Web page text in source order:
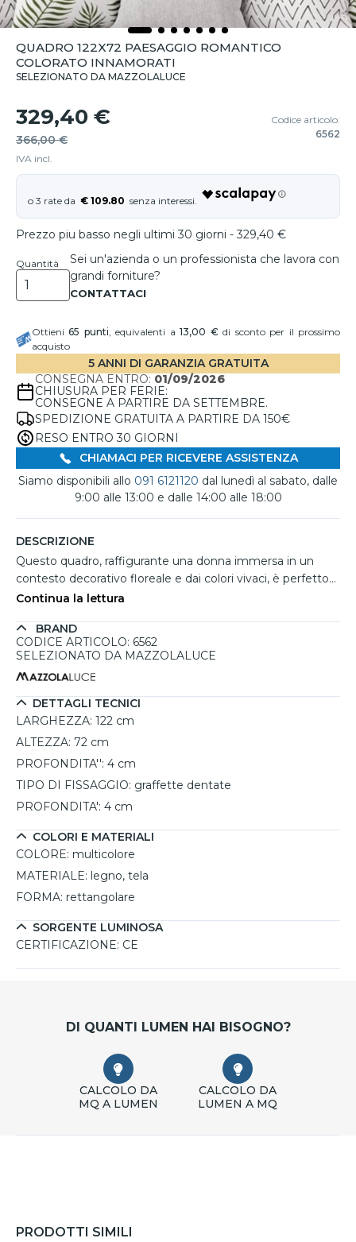
QUADRO 122X72 PAESAGGIO ROMANTICO
COLORATO INNAMORATI
SELEZIONATO DA MAZZOLALUCE
329,40 €
366,00 €
IVA incl.
Codice articolo:
6562
€ 109.80
Prezzo piu basso negli ultimi 30 giorni - 329,40 €
Quantità
Sei un'azienda o un professionista che lavora con
grandi forniture?
Ottieni65 punti, equivalenti a13,00 €di sconto per il prossimo
acquisto
5 ANNI DI GARANZIA GRATUITA
CONSEGNA ENTRO: 01/09/2026
CHIUSURA PER FERIE:
CONSEGNE A PARTIRE DA SETTEMBRE.
SPEDIZIONE GRATUITA A PARTIRE DA 150€
RESO ENTRO 30 GIORNI
CHIAMACI PER RICEVERE ASSISTENZA
Siamo disponibili allo 091 6121120 dal lunedì al sabato, dalle
9:00 alle 13:00 e dalle 14:00 alle 18:00
DESCRIZIONE
Questo quadro, raffigurante una donna immersa in un
contesto decorativo floreale e dai colori vivaci, è perfetto
per arredamenti moderni. Dipinto a mano su tela e
dettagli. Interamente realizzato in Italia, è accompagnato
da una cornice in legno che lo rende ancora più raffinato. Il
soggiorni o salotti, perfetto sopra un divano per dare
personalità e vivacità alla parete. Il telaio posteriore chiuso
a cassettone con graffette dentate facilita l'installazione.
Continua la lettura
BRAND
CODICE ARTICOLO: 6562
SELEZIONATO DA MAZZOLALUCE
DETTAGLI TECNICI
LARGHEZZA: 122 cm
ALTEZZA: 72 cm
PROFONDITA'': 4 cm
TIPO DI FISSAGGIO: graffette dentate
PROFONDITA': 4 cm
COLORI E MATERIALI
COLORE: multicolore
MATERIALE: legno, tela
FORMA: rettangolare
SORGENTE LUMINOSA
CERTIFICAZIONE: CE
DI QUANTI LUMEN HAI BISOGNO?
CALCOLO DA
MQ A LUMEN
CALCOLO DA
LUMEN A MQ
PRODOTTI SIMILI